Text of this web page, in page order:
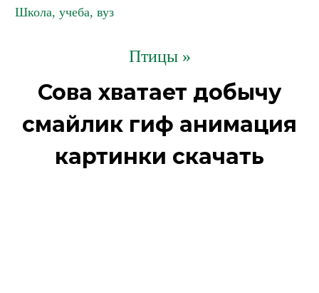
Школа, учеба, вуз
Птицы »
Сова хватает добычу
смайлик гиф анимация
картинки скачать